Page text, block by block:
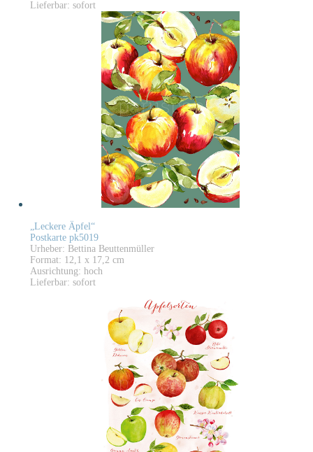
Lieferbar: sofort
„Leckere Äpfel“
Postkarte pk5019
Urheber: Bettina Beuttenmüller
Format: 12,1 x 17,2 cm
Ausrichtung: hoch
Lieferbar: sofort